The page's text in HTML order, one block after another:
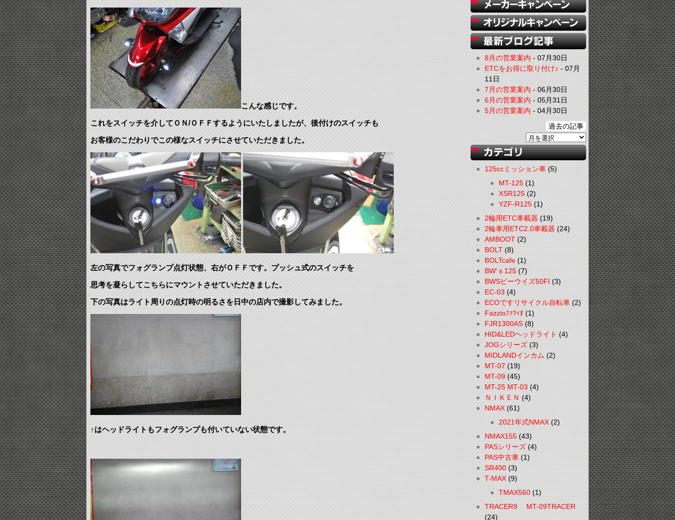
こんな感じです。
これをスイッチを介してＯＮ/ＯＦＦするようにいたしましたが、後付けのスイッチも
お客様のこだわりでこの様なスイッチにさせていただきました。
左の写真でフォグランプ点灯状態、右がＯＦＦです。プッシュ式のスイッチを
思考を凝らしてこちらにマウントさせていただきました。
下の写真はライト周りの点灯時の明るさを日中の店内で撮影してみました。
↑はヘッドライトもフォグランプも付いていない状態です。
8月の営業案内-07月30日
ETCをお得に取り付け♪-07月
11日
7月の営業案内-06月30日
6月の営業案内-05月31日
5月の営業案内-04月30日
過去の記事
125ccミッション車(5)
MT-125(1)
XSR125(2)
YZF-R125(1)
2輪用ETC車載器(19)
2輪車用ETC2.0車載器(24)
AMBOOT(2)
BOLT(8)
BOLTcafe(1)
BW'ｓ125(7)
BWSビーウイズ50FI(3)
EC-03(4)
ECOですリサイクル自転車(2)
Fazzioﾌｧﾂｨｵ(1)
FJR1300AS(8)
HID&LEDヘッドライト(4)
JOGシリーズ(3)
MIDLANDインカム(2)
MT-07(19)
MT-09 (45)
MT-25 MT-03(4)
ＮＩＫＥＮ(4)
NMAX(61)
2021年式NMAX(2)
NMAX155(43)
PASシリーズ(4)
PAS中古車(1)
SR400(3)
T-MAX(9)
TMAX560(1)
TRACER9 MT-09TRACER
(24)